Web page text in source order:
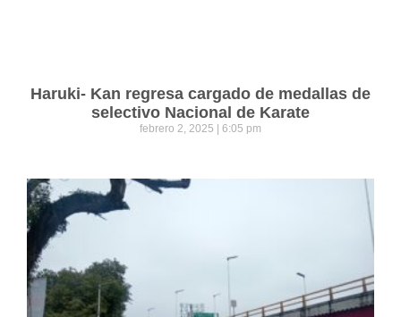
Haruki- Kan regresa cargado de medallas de
selectivo Nacional de Karate
febrero 2, 2025 6:05 pm